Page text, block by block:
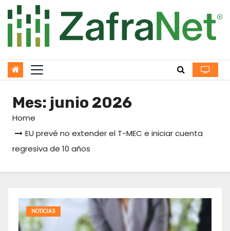
to
content
Mes: junio 2026
Home
EU prevé no extender el T-MEC e iniciar cuenta
regresiva de 10 años
NOTICIAS